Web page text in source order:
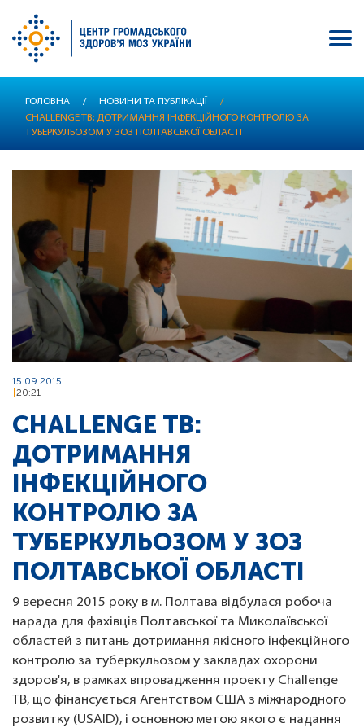
ГОЛОВНА / НОВИНИ ТА ПУБЛІКАЦІЇ
/
CHALLENGE TB: ДОТРИМАННЯ ІНФЕКЦІЙНОГО КОНТРОЛЮ ЗА
ТУБЕРКУЛЬОЗОМ У ЗОЗ ПОЛТАВСЬКОЇ ОБЛАСТІ
15.09.2015
20:21
CHALLENGE TB:
ДОТРИМАННЯ
ІНФЕКЦІЙНОГО
КОНТРОЛЮ ЗА
ТУБЕРКУЛЬОЗОМ У ЗОЗ
ПОЛТАВСЬКОЇ ОБЛАСТІ
9 вересня 2015 року в м. Полтава відбулася робоча
нарада для фахівців Полтавської та Миколаївської
областей з питань дотримання якісного інфекційного
контролю за туберкульозом у закладах охорони
здоров'я, в рамках впровадження проекту Challenge
TB, що фінансується Агентством США з міжнародного
розвитку (USAID), і основною метою якого є надання